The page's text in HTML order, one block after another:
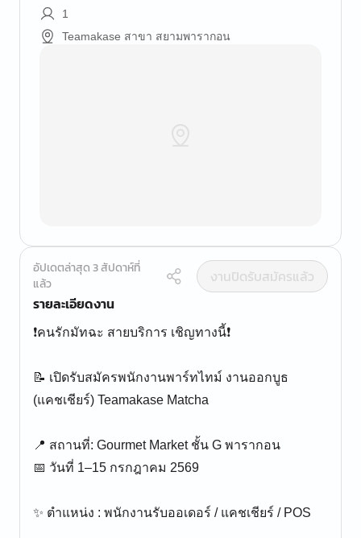
1
Teamakase สาขา สยามพารากอน
อัปเดตล่าสุด 3 สัปดาห์ที่
แล้ว
งานปิดรับสมัครแล้ว
รายละเอียดงาน
❗️คนรักมัทฉะ สายบริการ เชิญทางนี้❗️
📝 เปิดรับสมัครพนักงานพาร์ทไทม์ งานออกบูธ
(แคชเชียร์) Teamakase Matcha
📍 สถานที่: Gourmet Market ชั้น G พารากอน
📅 วันที่ 1–15 กรกฎาคม 2569
✨ ตำแหน่ง : พนักงานรับออเดอร์ / แคชเชียร์ / POS